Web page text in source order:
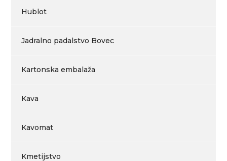
Hublot
Jadralno padalstvo Bovec
Kartonska embalaža
Kava
Kavomat
Kmetijstvo